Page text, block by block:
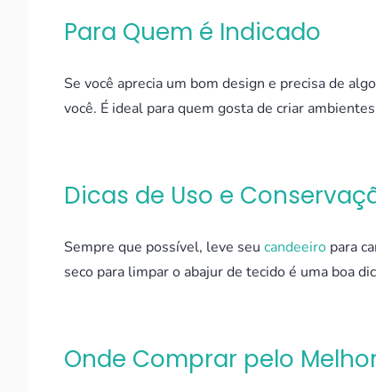
Para Quem é Indicado
Se você aprecia um bom design e precisa de
você. É ideal para quem gosta de criar
Dicas de Uso e
Sempre que possível, leve seu candeeiro para
seco para limpar o abajur de tecido é uma boa
Onde Comprar pelo